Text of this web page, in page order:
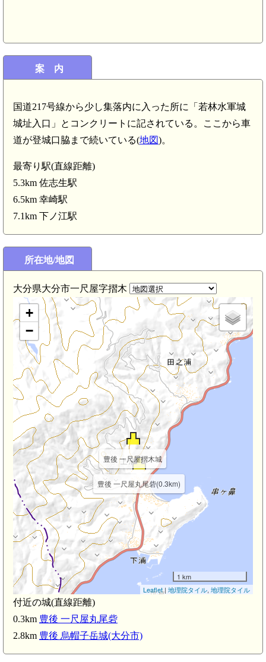
案 内
国道217号線から少し集落内に入った所に「若林水軍城
城址入口」とコンクリートに記されている。ここから車
道が登城口脇まで続いている(地図)。
最寄り駅(直線距離)
5.3km 佐志生駅
6.5km 幸崎駅
7.1km 下ノ江駅
所在地/地図
大分県大分市一尺屋字摺木
豊後 一尺屋摺木城
豊後 一尺屋丸尾砦(0.3km)
+
−
1 km
Leaflet| 地理院タイル, 地理院タイル
付近の城(直線距離)
0.3km 豊後 一尺屋丸尾砦
2.8km 豊後 烏帽子岳城(大分市)